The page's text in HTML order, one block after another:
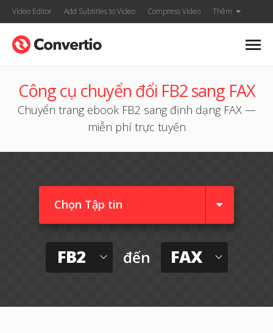
Video Editor Add Subtitles to Video Compress Video Thêm
Công cụ chuyển đổi FB2 sang FAX
Chuyển trang ebook FB2 sang định dạng FAX —
miễn phí trực tuyến
Chọn Tập tin
FB2 đến FAX